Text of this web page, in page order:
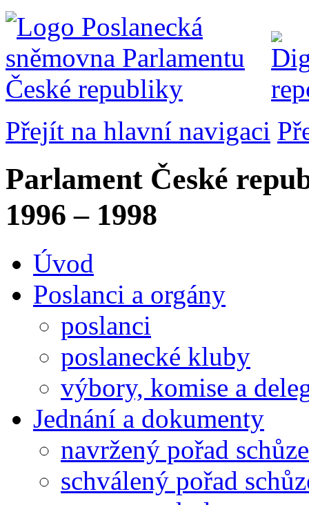
Přejít na hlavní navigaci
Parlament České
1996 – 1998
Úvod
Poslanci a orgány
poslanci
poslanecké kluby
výbory, komise a
Jednání a dokumenty
navržený pořad schůze
schválený pořad